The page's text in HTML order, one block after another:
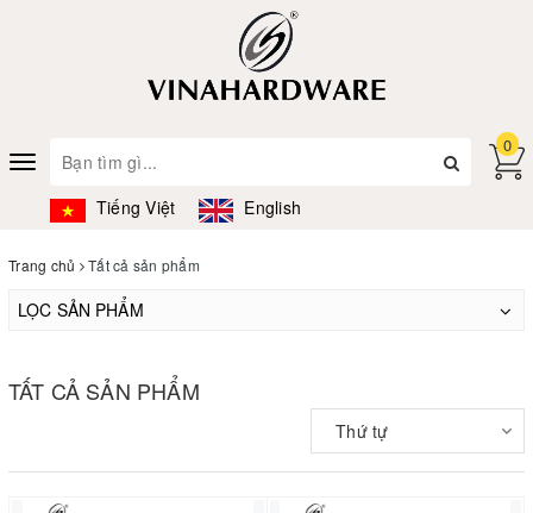
Toggle
navigation
Tiếng Việt English
0
Trang chủ Tất cả sản phẩm
LỌC SẢN PHẨM
TẤT CẢ SẢN PHẨM
Thứ tự